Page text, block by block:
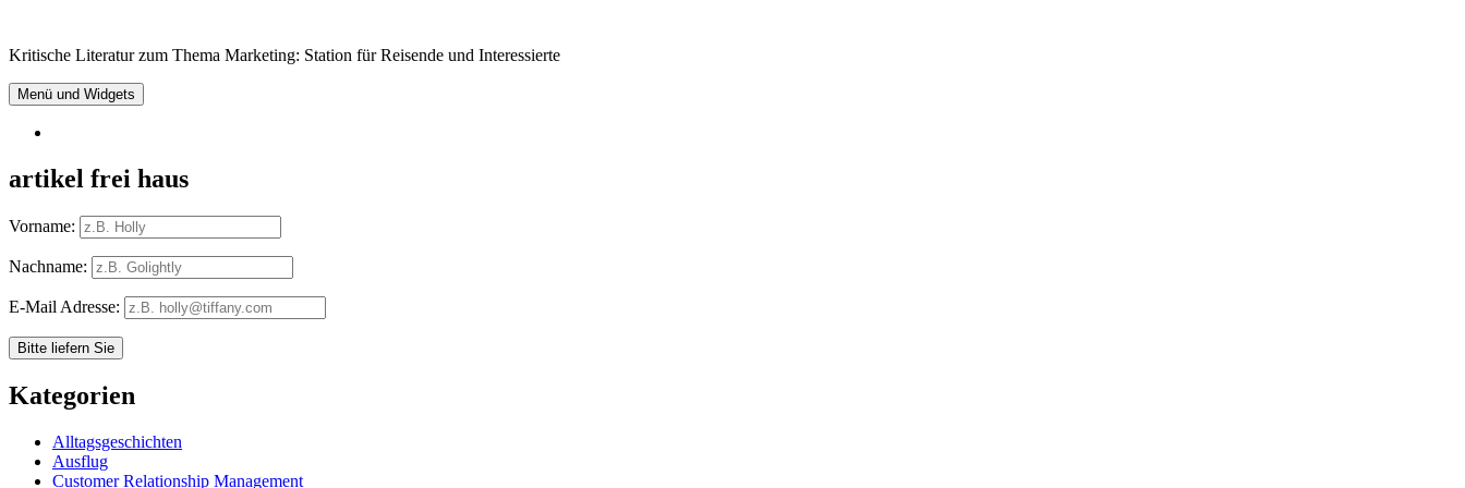
Inhalt
Kritische Literatur zum Thema Marketing: Station für Reisende und Interessierte
Menü und Widgets
artikel frei haus
Vorname:
Nachname:
E-Mail Adresse:
Kategorien
Alltagsgeschichten
Ausflug
Customer Relationship Management